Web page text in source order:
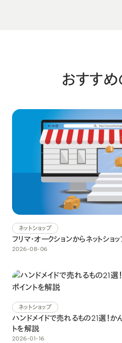
おすす
ネットショップ
フリマ・オークションからネットショ
2026-08-06
ネットショップ
ハンドメイドで売れるもの21選！
トを解説
2026-01-16